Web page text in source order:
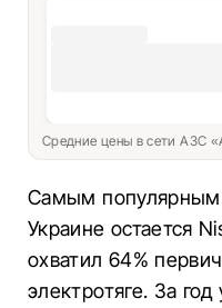
Средние цены в сети АЗС
Самым
Украине остается
охватил 64%
электротяге. За